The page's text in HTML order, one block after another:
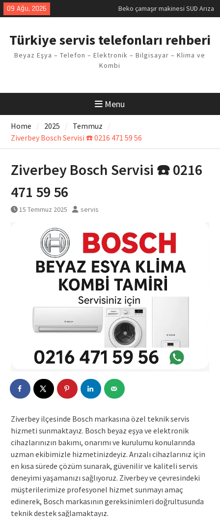
Skip
to
09 Ağu, 2026
Demirdöküm buzdolabı E1 Arıza
Kodu
Arızası Çözümü
Sorunu
Viessmann kombi F3 Hatası
Beko çamaşır makinesi SUD Arıza
Kodu
Türkiye servis telefonları rehberi
Beyaz Eşya – Telefon – Elektronik – Bilgisayar – Klima ve
Kombi
Menu
Home 2025
Temmuz
Ziverbey Bosch Servisi ☎️ 0216 471 59 56
Ziverbey Bosch Servisi ☎️ 0216
471 59 56
15 Temmuz 2025 servis
Ziverbey ilçesinde Bosch markasına özel teknik servis
hizmeti sunmaktayız. Bosch beyaz eşya ve elektronik
cihazlarınızın bakımı, onarımı ve kurulumu konularında
uzman ekibimizle hizmetinizdeyiz. Arızalı cihazlarınız için
en kısa sürede çözüm sunarak, güvenilir ve kaliteli servis
deneyimi yaşamanızı sağlıyoruz. Ziverbey ve çevresindeki
müşterilerimize profesyonel hizmet sunmayı amaç
edinerek, Bosch markasının gereksinimleri doğrultusunda
teknik destek sağlamaktayız.